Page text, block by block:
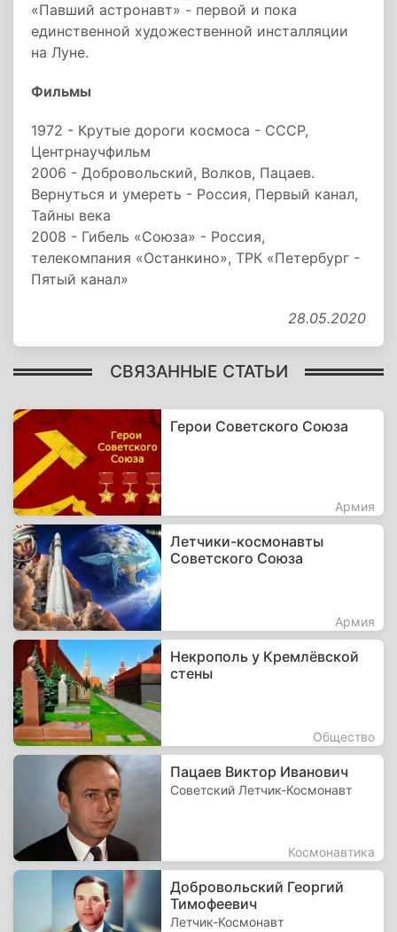
«Павший астронавт» - первой и пока
единственной художественной инсталляции
на Луне.
Фильмы
1972 - Крутые дороги космоса - СССР,
Центрнаучфильм
2006 - Добровольский, Волков, Пацаев.
Вернуться и умереть - Россия, Первый канал,
Тайны века
2008 - Гибель «Союза» - Россия,
телекомпания «Останкино», ТРК «Петербург -
Пятый канал»
28.05.2020
СВЯЗАННЫЕ СТАТЬИ
Герои Советского Союза
Армия
Летчики-космонавты
Советского Союза
Армия
Некрополь у Кремлёвской
стены
Общество
Пацаев Виктор Иванович
Советский Летчик-Космонавт
Космонавтика
Добровольский Георгий
Тимофеевич
Летчик-Космонавт